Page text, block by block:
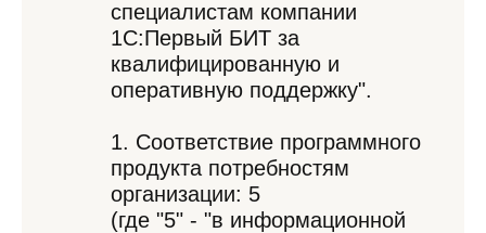
специалистам компании
1С:Первый БИТ за
квалифицированную и
оперативную поддержку".
1. Соответствие программного
продукта потребностям
организации: 5
(где "5" - "в информационной